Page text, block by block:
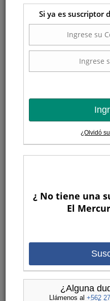
Si ya es suscriptor
¿Olvidó
¿ No tiene una
El
¿Alguna
Llámenos al +562